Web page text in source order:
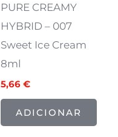
PURE CREAMY
HYBRID – 007
Sweet Ice Cream
8ml
5,66€
ADICIONAR